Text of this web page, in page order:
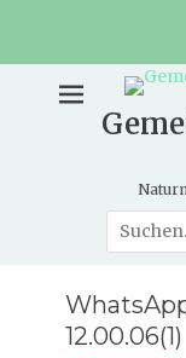
Suche
nach:
12.00.06(1)